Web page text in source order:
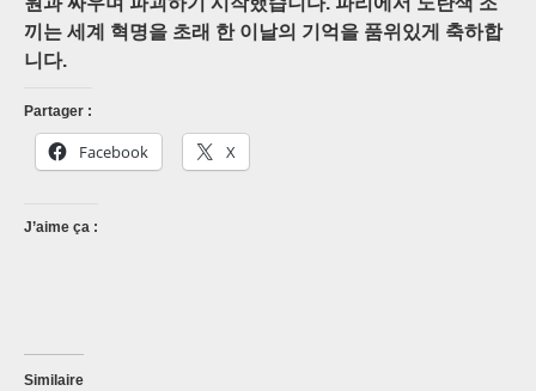
끼는 세계 혁명을 초래 한 이날의 기억을 품위있게 축하합
니다.
Partager :
Facebook X
J’aime ça :
Similaire